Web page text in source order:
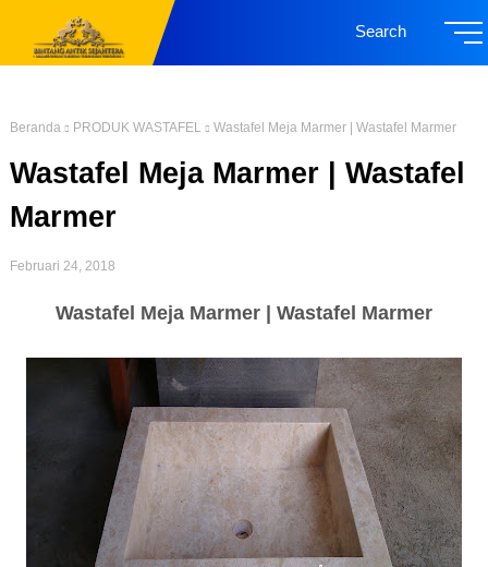
Search
Beranda PRODUK WASTAFEL Wastafel Meja Marmer | Wastafel Marmer
Wastafel Meja Marmer | Wastafel
Marmer
Februari 24, 2018
Wastafel Meja Marmer | Wastafel Marmer